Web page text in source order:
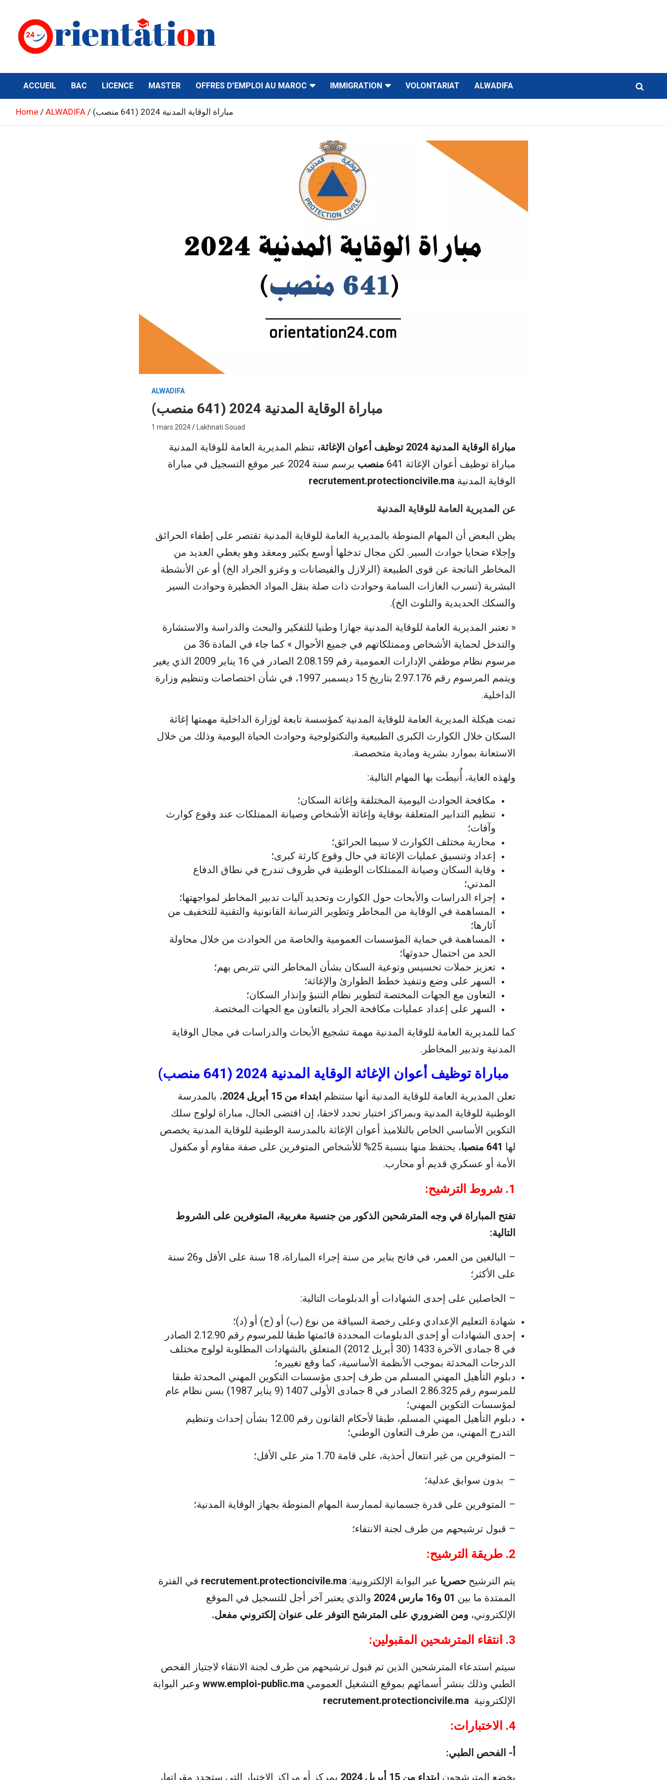
content
Orientation24
ACCUEIL BAC LICENCE MASTER OFFRES D’EMPLOI AU MAROC IMMIGRATION VOLONTARIAT ALWADIFA
Home ALWADIFA مباراة الوقاية المدنية 2024 (641 منصب)
ALWADIFA
مباراة الوقاية المدنية 2024 (641 منصب)
1 mars 2024 Lakhnati Souad
مباراة الوقاية المدنية 2024 توظيف أعوان الإغاثة،
تنظم المديرية العامة للوقاية المدنية
مباراة توظيف أعوان الإغاثة 641
منصب
برسم سنة 2024 عبر موقع التسجيل في مباراة
الوقاية المدنية recrutement.protectioncivile.ma
عن المديرية العامة للوقاية المدنية
يظن البعض أن المهام المنوطة بالمديرية العامة للوقاية المدنية تقتصر على إطفاء الحرائق
وإجلاء ضحايا حوادث السير. لكن مجال تدخلها أوسع بكثير ومعقد وهو يغطي العديد من
المخاطر الناتجة عن قوى الطبيعة (الزلازل والفيضانات و وغزو الجراد الخ) أو عن الأنشطة
البشرية (تسرب الغازات السامة وحوادث ذات صلة بنقل المواد الخطيرة وحوادث السير
والسكك الحديدية والتلوث الخ).
« تعتبر المديرية العامة للوقاية المدنية جهازا وطنيا للتفكير والبحث والدراسة والاستشارة
والتدخل لحماية الأشخاص وممتلكاتهم في جميع الأحوال » كما جاء في المادة 36 من
مرسوم نظام موظفي الإدارات العمومية رقم 2.08.159 الصادر في 16 يناير 2009 الذي يغير
ويتمم المرسوم رقم 2.97.176 بتاريخ 15 ديسمبر 1997، في شأن اختصاصات وتنظيم وزارة
الداخلية.
تمت هيكلة المديرية العامة للوقاية المدنية كمؤسسة تابعة لوزارة الداخلية مهمتها إغاثة
السكان خلال الكوارث الكبرى الطبيعية والتكنولوجية وحوادث الحياة اليومية وذلك من خلال
الاستعانة بموارد بشرية ومادية متخصصة.
ولهذه الغاية، أُنيطَت بها المهام التالية:
مكافحة الحوادث اليومية المختلفة وإغاثة السكان؛
تنظيم التدابير المتعلقة بوقاية وإغاثة الأشخاص وصيانة الممتلكات عند وقوع كوارث
وآفات؛
محاربة مختلف الكوارث لا سيما الحرائق؛
إعداد وتنسيق عمليات الإغاثة في حال وقوع كارثة كبرى؛
وقاية السكان وصيانة الممتلكات الوطنية في ظروف تندرج في نطاق الدفاع
المدني؛
إجراء الدراسات والأبحاث حول الكوارث وتحديد آليات تدبير المخاطر لمواجهتها؛
المساهمة في الوقاية من المخاطر وتطوير الترسانة القانونية والتقنية للتخفيف من
آثارها؛
المساهمة في حماية المؤسسات العمومية والخاصة من الحوادث من خلال محاولة
الحد من احتمال حدوثها؛
تعزيز حملات تحسيس وتوعية السكان بشأن المخاطر التي تتربص بهم؛
السهر على وضع وتنفيذ خطط الطوارئ والإغاثة؛
التعاون مع الجهات المختصة لتطوير نظام التنبؤ وإنذار السكان؛
السهر على إعداد عمليات مكافحة الجراد بالتعاون مع الجهات المختصة.
كما للمديرية العامة للوقاية المدنية مهمة تشجيع الأبحاث والدراسات في مجال الوقاية
المدنية وتدبير المخاطر.
مباراة توظيف أعوان الإغاثة الوقاية المدنية 2024 (641 منصب)
تعلن المديرية العامة للوقاية المدنية أنها ستنظم ابتداء من 15 أبريل 2024
، بالمدرسة
الوطنية للوقاية المدنية وبمراكز اختبار تحدد لاحقا، إن اقتضى الحال، مباراة لولوج سلك
التكوين الأساسي الخاص بالتلاميذ أعوان الإغاثة بالمدرسة الوطنية للوقاية المدنية يخصص
لها 641 منصبا
، يحتفظ منها بنسبة 25% للأشخاص المتوفرين على صفة مقاوم أو مكفول
الأمة أو عسكري قديم أو محارب.
1. شروط الترشيح:
تفتح المباراة في وجه المترشحين الذكور من جنسية مغربية، المتوفرين على الشروط
التالية:
– البالغين من العمر، في فاتح يناير من سنة إجراء المباراة، 18 سنة على الأقل و26 سنة
على الأكثر؛
– الحاصلين على إحدى الشهادات أو الدبلومات التالية:
شهادة التعليم الإعدادي وعلى رخصة السياقة من نوع (ب) أو (ج) أو (د)؛
إحدى الشهادات أو إحدى الدبلومات المحددة قائمتها طبقا للمرسوم رقم 2.12.90 الصادر
في 8 جمادى الآخرة 1433 (30 أبريل 2012) المتعلق بالشهادات المطلوبة لولوج مختلف
الدرجات المحدثة بموجب الأنظمة الأساسية، كما وقع تغييره؛
دبلوم التأهيل المهني المسلم من طرف إحدى مؤسسات التكوين المهني المحدثة طبقا
للمرسوم رقم 2.86.325 الصادر في 8 جمادى الأولى 1407 (9 يناير 1987) بسن نظام عام
لمؤسسات التكوين المهني؛
دبلوم التأهيل المهني المسلم، طبقا لأحكام القانون رقم 12.00 بشأن إحداث وتنظيم
التدرج المهني، من طرف التعاون الوطني؛
– المتوفرين من غير انتعال أحذية، على قامة 1.70 متر على الأقل؛
– بدون سوابق عدلية؛
– المتوفرين على قدرة جسمانية لممارسة المهام المنوطة بجهاز الوقاية المدنية؛
– قبول ترشيحهم من طرف لجنة الانتفاء؛
2. طريقة الترشيح:
يتم الترشيححصريا عبر البوابة الإلكترونية: recrutement.protectioncivile.ma في الفترة
الممتدة ما بين 01 و16 مارس 2024
والذي يعتبر آخر أجل للتسجيل في الموقع
الإلكتروني، ومن الضروري على المترشح التوفر على عنوان إلكتروني مفعل.
3. انتقاء المترشحين المقبولين:
سيتم استدعاء المترشحين الذين تم قبول ترشيحهم من طرف لجنة الانتقاء لاجتياز الفحص
الطبي وذلك بنشر أسمائهم بموقع التشغيل العمومي www.emploi-public.ma وعبر البوابة
الإلكترونية recrutement.protectioncivile.ma
4. الاختبارات:
أ- الفحص الطبي:
يخضع المترشحون ابتداء من 15 أبريل 2024 بمركز أو مراكز الاختبار التي ستحدد مقراتها،